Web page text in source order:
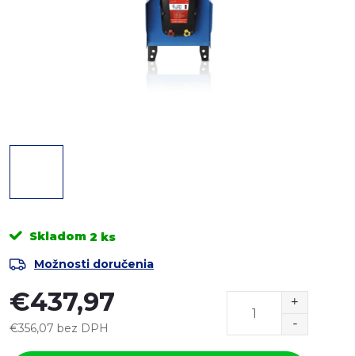
Skladom 2 ks
Možnosti doručenia
€437,97
€356,07 bez DPH